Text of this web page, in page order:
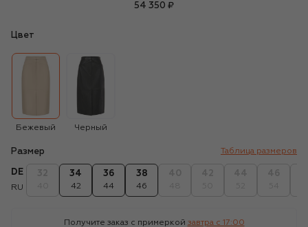
54 350 ₽
Цвет
Бежевый Черный
Размер Таблица размеров
DE
RU
34
42
36
44
38
46
Получите заказ с примеркой завтра c 17:00